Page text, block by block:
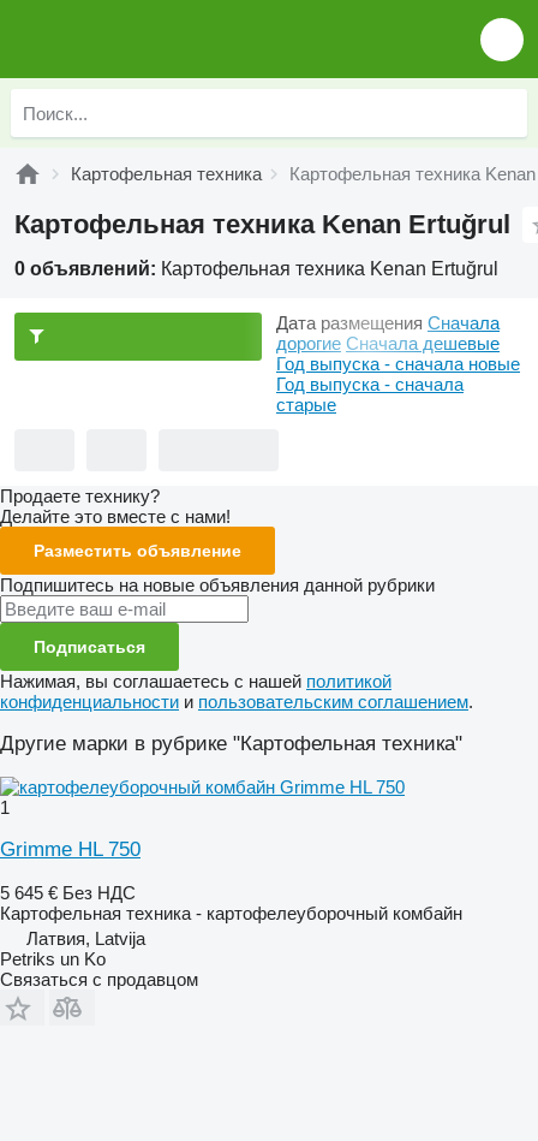
Картофельная техника Картофельная техника
Картофельная техника Kenan Ertuğrul
0 объявлений: Картофельная техника Kenan Ertuğrul
Дата размещения Сначала
дорогие Сначала дешевые
Год выпуска - сначала новые
Год выпуска - сначала
старые
Продаете технику?
Делайте это вместе с нами!
Разместить объявление
Подпишитесь на новые объявления данной рубрики
Подписаться
Нажимая, вы соглашаетесь с нашей политикой
конфиденциальности и пользовательским соглашением.
Другие марки в рубрике "Картофельная техника"
1
Grimme HL 750
5 645 € Без НДС
Картофельная техника - картофелеуборочный комбайн
Латвия, Latvija
Petriks un Ko
Связаться с продавцом